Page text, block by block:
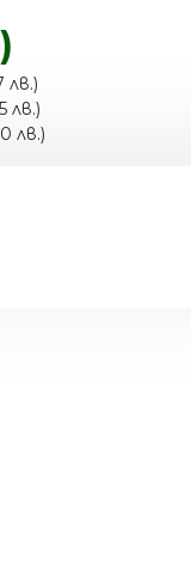
лв.)
лв.)
лв.)